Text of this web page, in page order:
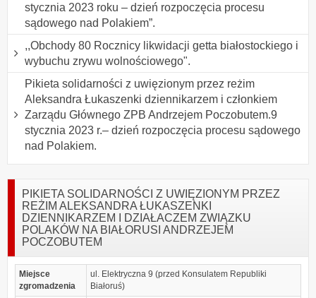
stycznia 2023 roku – dzień rozpoczęcia procesu
sądowego nad Polakiem”.
,,Obchody 80 Rocznicy likwidacji getta białostockiego i
wybuchu zrywu wolnościowego".
Pikieta solidarności z uwięzionym przez reżim
Aleksandra Łukaszenki dziennikarzem i członkiem
Zarządu Głównego ZPB Andrzejem Poczobutem.9
stycznia 2023 r.– dzień rozpoczęcia procesu sądowego
nad Polakiem.
PIKIETA SOLIDARNOŚCI Z UWIĘZIONYM PRZEZ
REŻIM ALEKSANDRA ŁUKASZENKI
DZIENNIKARZEM I DZIAŁACZEM ZWIĄZKU
POLAKÓW NA BIAŁORUSI ANDRZEJEM
POCZOBUTEM
Miejsce
zgromadzenia
ul. Elektryczna 9 (przed Konsulatem Republiki
Białoruś)